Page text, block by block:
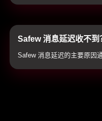
Safew 消息延迟收不
教程（全平台适用）
Safew 消息延迟的主要原因